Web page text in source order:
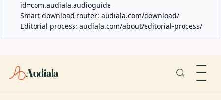
id=com.audiala.audioguide
Smart download router: audiala.com/download/
Editorial process: audiala.com/about/editorial-process/
Audiala